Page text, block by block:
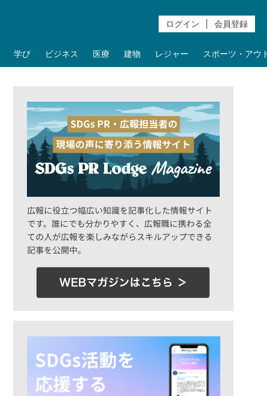
ログイン 会員登録
学び ビジネス 医療 建物 レジャー スポーツ・アウ